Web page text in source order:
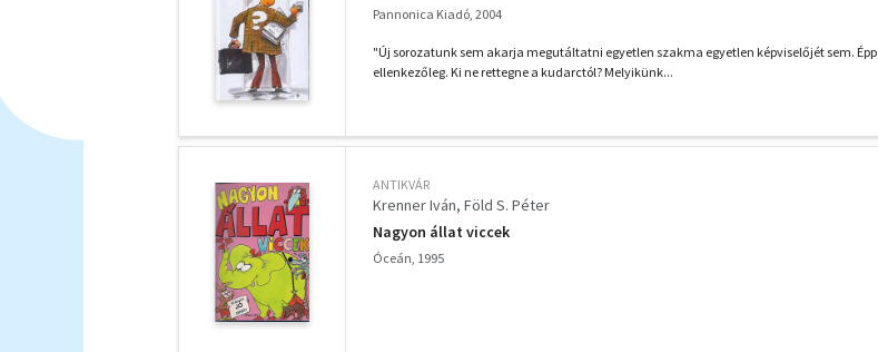
Pannonica Kiadó, 2004
"Új sorozatunk sem akarja megutáltatni egyetlen szakma egyetlen képviselőjét sem. Épp
ellenkezőleg. Ki ne rettegne a kudarctól? Melyikünk...
ANTIKVÁR
Krenner Iván Föld S. Péter
Nagyon állat viccek
Óceán, 1995